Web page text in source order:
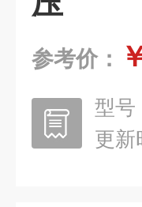
参考价：
型号
更新